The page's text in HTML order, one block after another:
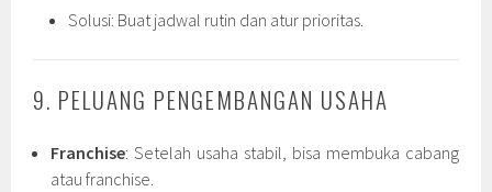
Solusi: Buat jadwal rutin dan atur prioritas.
9. PELUANG PENGEMBANGAN USAHA
Franchise: Setelah usaha stabil, bisa membuka cabang
atau franchise.